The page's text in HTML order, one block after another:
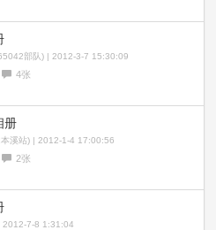
部队) | 2012-3-7 15:30:09
4张
册
溪站) | 2012-1-4 17:00:56
2张
2012-7-8 1:31:04